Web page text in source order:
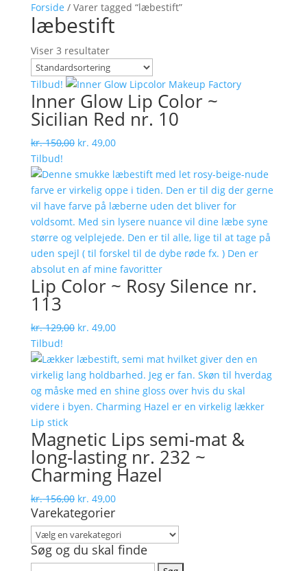
Forside / Varer tagged “læbestift”
læbestift
Viser 3 resultater
Tilbud!
Inner Glow Lip Color ~
Sicilian Red nr. 10
kr.150,00 Den
pris
var:
kr. 150,00.
kr. 49,00Den
pris
er:
kr. 49,00.
Tilbud!
Lip Color ~ Rosy Silence nr.
113
kr.129,00 Den
pris
var:
kr. 129,00.
kr. 49,00Den
pris
er:
kr. 49,00.
Tilbud!
Magnetic Lips semi-mat &
long-lasting nr. 232 ~
Charming Hazel
kr.156,00 Den
oprindelige
pris
var:
kr. 156,00.
kr. 49,00Den
aktuelle
pris
er:
kr. 49,00.
Varekategorier
Søg og du skal finde